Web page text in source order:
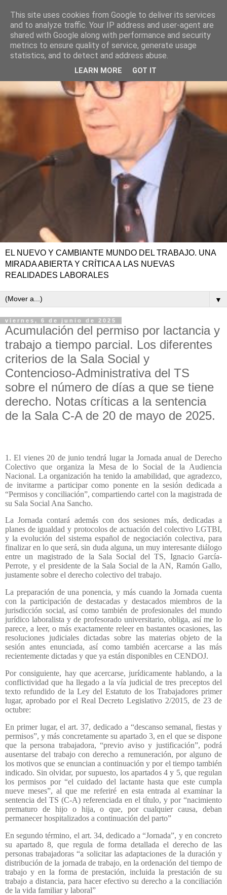
EL NUEVO Y CAMBIANTE MUNDO DEL TRABAJO. UNA
MIRADA ABIERTA Y CRÍTICA A LAS NUEVAS
REALIDADES LABORALES
▼
viernes, 6 de junio de 2025
Acumulación del permiso por lactancia y
trabajo a tiempo parcial. Los diferentes
criterios de la Sala Social y
Contencioso-Administrativa del TS
sobre el número de días a que se tiene
derecho. Notas críticas a la sentencia
de la Sala C-A de 20 de mayo de 2025.
1. El vienes 20 de junio tendrá lugar la Jornada anual de Derecho
Colectivo que organiza la Mesa de lo Social de la Audiencia
Nacional. La organización ha tenido la amabilidad, que agradezco,
de invitarme a participar como ponente en la sesión dedicada a
“Permisos y conciliación”, compartiendo cartel con la magistrada de
su Sala Social Ana Sancho.
La Jornada contará además con dos sesiones más, dedicadas a
planes de igualdad y protocolos de actuación del colectivo LGTBI,
y la evolución del sistema español de negociación colectiva, para
finalizar en lo que será, sin duda alguna, un muy interesante diálogo
entre un magistrado de la Sala Social del TS, Ignacio García-
Perrote, y el presidente de la Sala Social de la AN, Ramón Gallo,
justamente sobre el derecho colectivo del trabajo.
La preparación de una ponencia, y más cuando la Jornada cuenta
con la participación de destacadas y destacados miembros de la
jurisdicción social, así como también de profesionales del mundo
jurídico laboralista y de profesorado universitario, obliga, así me lo
parece, a leer, o más exactamente releer en bastantes ocasiones, las
resoluciones judiciales dictadas sobre las materias objeto de la
sesión antes enunciada, así como también acercarse a las más
recientemente dictadas y que ya están disponibles en CENDOJ.
Por consiguiente, hay que acercarse, jurídicamente hablando, a la
conflictividad que ha llegado a la vía judicial de tres preceptos del
texto refundido de la Ley del Estatuto de los Trabajadores primer
lugar, aprobado por el Real Decreto Legislativo 2/2015, de 23 de
octubre:
En primer lugar, el art. 37, dedicado a “descanso semanal, fiestas y
permisos”, y más concretamente su apartado 3, en el que se dispone
que la persona trabajadora, “previo aviso y justificación”, podrá
ausentarse del trabajo con derecho a remuneración, por alguno de
los motivos que se enuncian a continuación y por el tiempo también
indicado. Sin olvidar, por supuesto, los apartados 4 y 5, que regulan
los permisos por “el cuidado del lactante hasta que este cumpla
nueve meses”, al que me referiré en esta entrada al examinar la
sentencia del TS (C-A) referenciada en el título, y por “nacimiento
prematuro de hijo o hija, o que, por cualquier causa, deban
permanecer hospitalizados a continuación del parto”
En segundo término, el art. 34, dedicado a “Jornada”, y en concreto
su apartado 8, que regula de forma detallada el derecho de las
personas trabajadoras “a solicitar las adaptaciones de la duración y
distribución de la jornada de trabajo, en la ordenación del tiempo de
trabajo y en la forma de prestación, incluida la prestación de su
trabajo a distancia, para hacer efectivo su derecho a la conciliación
de la vida familiar y laboral”
This site uses cookies from Google to deliver its services
and to analyze traffic. Your IP address and user-agent are
shared with Google along with performance and security
metrics to ensure quality of service, generate usage
statistics, and to detect and address abuse.
LEARN MORE GOT IT